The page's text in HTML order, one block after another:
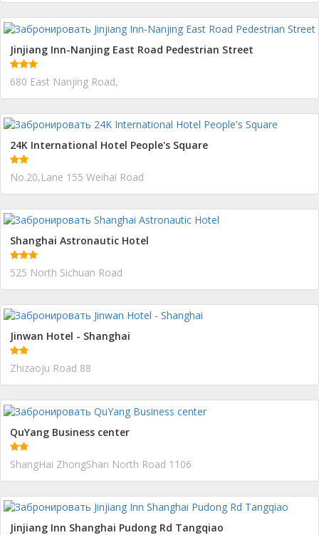
Jinjiang Inn-Nanjing East Road Pedestrian Street
680 East Nanjing Road,
24K International Hotel People's Square
No.20,Lane 155 Weihai Road
Shanghai Astronautic Hotel
525 North Sichuan Road
Jinwan Hotel - Shanghai
Zhizaoju Road 88
QuYang Business center
ShangHai ZhongShan North Road 1106
Jinjiang Inn Shanghai Pudong Rd Tangqiao